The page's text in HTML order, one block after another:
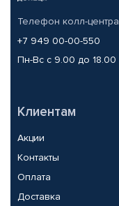
Телефон колл-центра
+7 949 00-00-550
Пн-Вс с 9.00 до 18.00
Клиентам
Акции
Контакты
Оплата
Доставка